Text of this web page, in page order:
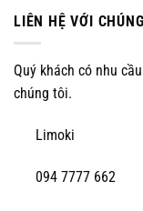
LIÊN HỆ VỚI
Quý khách có nhu
chúng tôi.
Limoki
094 7777 662